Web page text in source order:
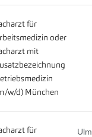
für
oder
mit
w/d) München
für
Ulm